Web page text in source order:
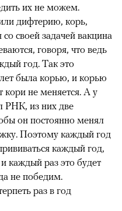
их не можем.
дифтерию, корь,
своей задачей вакцина
говоря, что ведь
год. Так это
была корью, и корью
кори не меняется. А у
РНК, из них две
он постоянно менял
Поэтому каждый год
каждый год,
каждый раз это будет
не победим.
раз в год